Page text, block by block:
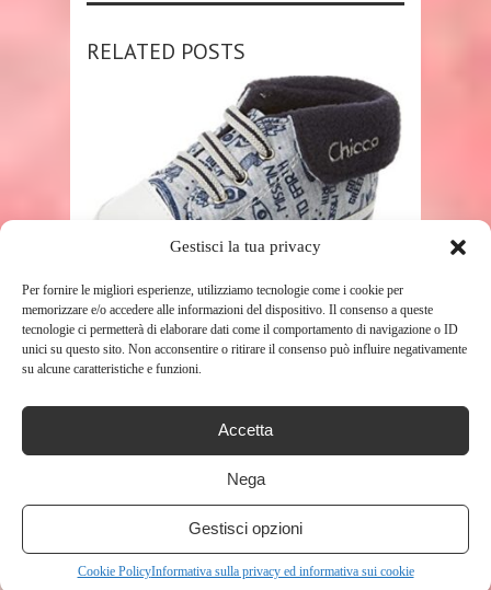
Gestisci la tua privacy
Per fornire le migliori esperienze, utilizziamo tecnologie come i cookie per
memorizzare e/o accedere alle informazioni del dispositivo. Il consenso a queste
tecnologie ci permetterà di elaborare dati come il comportamento di navigazione o ID
unici su questo sito. Non acconsentire o ritirare il consenso può influire negativamente
su alcune caratteristiche e funzioni.
Accetta
Nega
Gestisci opzioni
Cookie PolicyInformativa sulla privacy ed informativa sui cookie
RELATED POSTS
CHICCO POLACCHINO NEVADA,
BIMBO, BLU, 16 EU